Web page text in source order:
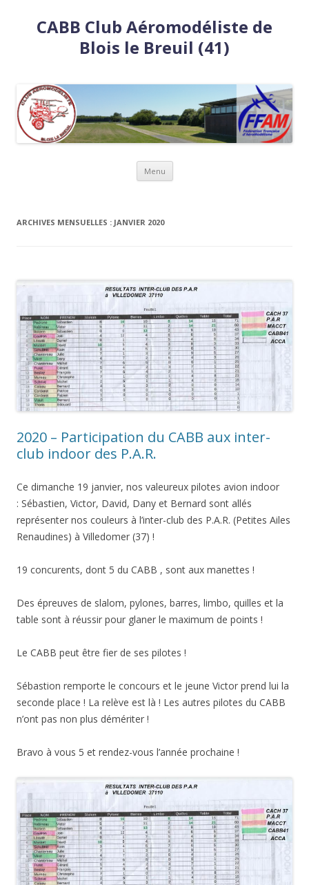
CABB Club Aéromodéliste de
Blois le Breuil (41)
Menu Aller
ARCHIVES MENSUELLES : JANVIER 2020
2020 – Participation du CABB aux inter-
club indoor des P.A.R.
Ce dimanche 19 janvier, nos valeureux pilotes avion indoor
: Sébastien, Victor, David, Dany et Bernard sont allés
représenter nos couleurs à l’inter-club des P.A.R. (Petites Ailes
Renaudines) à Villedomer (37) !
19 concurents, dont 5 du CABB , sont aux manettes !
Des épreuves de slalom, pylones, barres, limbo, quilles et la
table sont à réussir pour glaner le maximum de points !
Le CABB peut être fier de ses pilotes !
Sébastion remporte le concours et le jeune Victor prend lui la
seconde place ! La relève est là ! Les autres pilotes du CABB
n’ont pas non plus démériter !
Bravo à vous 5 et rendez-vous l’année prochaine !